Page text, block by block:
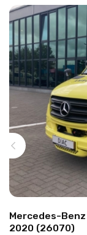
Mercedes-Benz
2020 (26070)